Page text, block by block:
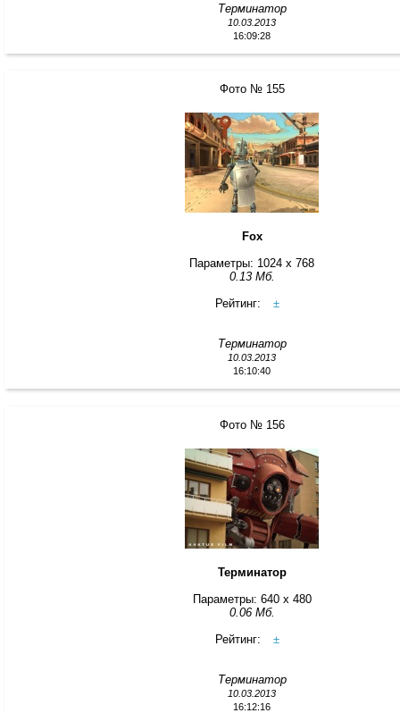
Терминатор
10.03.2013
16:09:28
Фото № 155
Fox
Параметры: 1024 x 768
0.13 Мб.
Рейтинг:
±
Терминатор
10.03.2013
16:10:40
Фото № 156
Терминатор
Параметры: 640 x 480
0.06 Мб.
Рейтинг:
±
Терминатор
10.03.2013
16:12:16